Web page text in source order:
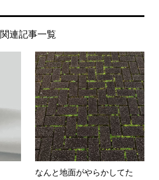
関連記事一覧
なんと地面がやらかしてた